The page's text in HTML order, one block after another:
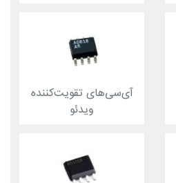
آی‌سی‌های تقویت‌کننده
ویدئو